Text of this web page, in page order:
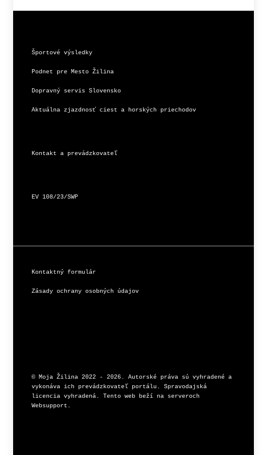
Športové výsledky
Podnet pre Mesto Žilina
Dopravný servis Slovensko
Aktuálna zjazdnosť ciest a horských priechodov
Kontakt a prevádzkovateľ
EV 108/23/SWP
Kontaktný formulár
Zásady ochrany osobných údajov
© Moja Žilina 2022 - 2026. Autorské práva sú vyhradené a
vykonáva ich prevádzkovateľ portálu. Spravodajská
licencia vyhradená. Tento web beží na serveroch